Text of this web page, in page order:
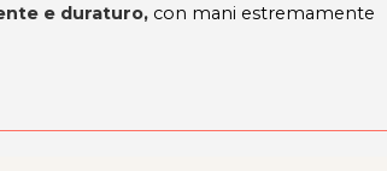
e duraturo, con mani estremamente